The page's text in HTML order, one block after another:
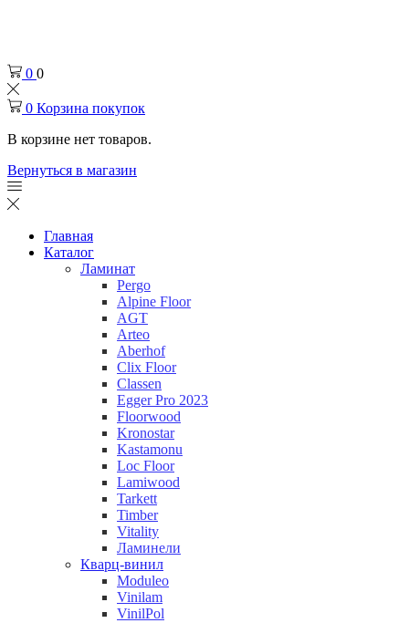
0 0
0 Корзина покупок
В корзине нет товаров.
Вернуться в магазин
Главная
Каталог
Ламинат
Pergo
Alpine Floor
AGT
Arteo
Aberhof
Clix Floor
Classen
Egger Pro 2023
Floorwood
Kronostar
Kastamonu
Loc Floor
Lamiwood
Tarkett
Timber
Vitality
Ламинели
Кварц-винил
Moduleo
Vinilam
VinilPol